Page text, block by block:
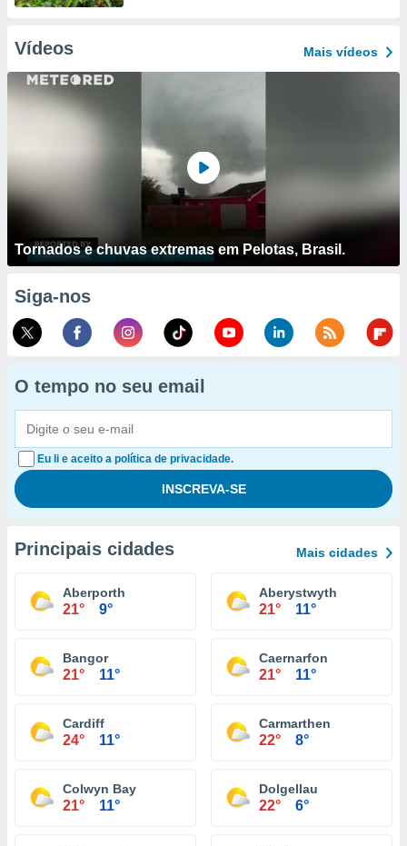
Vídeos Mais vídeos
Tornados e chuvas extremas em Pelotas, Brasil.
Siga-nos
O tempo no seu email
Eu li e aceito a política de privacidade.
Principais cidades Mais cidades
Aberporth
21° 9°
Aberystwyth
21° 11°
Bangor
21° 11°
Caernarfon
21° 11°
Cardiff
24° 11°
Carmarthen
22° 8°
Colwyn Bay
21° 11°
Dolgellau
22° 6°